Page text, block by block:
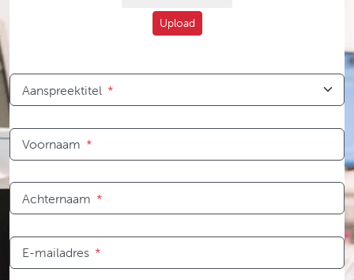
Upload
Aanspreektitel *
Voornaam *
Achternaam *
E-mailadres *